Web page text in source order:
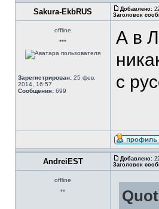
Sakura-EkbRUS Добавлено:
Заголовок
offline
***
Зарегистрирован: 25 фев,
2014, 16:57
Сообщения: 699
А в
с
AndreiEST Добавлено:
Заголовок
offline
**